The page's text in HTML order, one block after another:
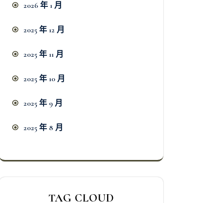
2026 年 1 月
2025 年 12 月
2025 年 11 月
2025 年 10 月
2025 年 9 月
2025 年 8 月
TAG CLOUD